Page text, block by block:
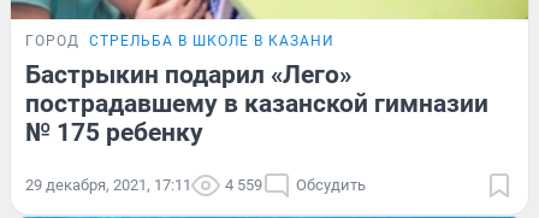
ГОРОД СТРЕЛЬБА В ШКОЛЕ В КАЗАНИ
Бастрыкин подарил «Лего»
пострадавшему в казанской гимназии
№ 175 ребенку
29 декабря, 2021, 17:11 4 559 Обсудить